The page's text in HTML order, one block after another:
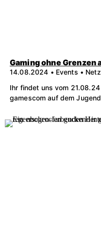
Gaming ohne Grenzen
14.08.2024 • Events •
Ihr findet uns vom
gamescom auf dem